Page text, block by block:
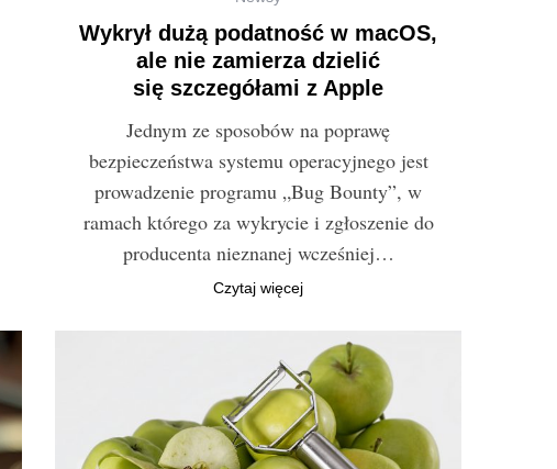
Wykrył dużą podatność w macOS,
ale nie zamierza dzielić
się szczegółami z Apple
Jednym ze sposobów na poprawę
bezpieczeństwa systemu operacyjnego jest
prowadzenie programu „Bug Bounty”, w
ramach którego za wykrycie i zgłoszenie do
producenta nieznanej wcześniej…
Czytaj więcej